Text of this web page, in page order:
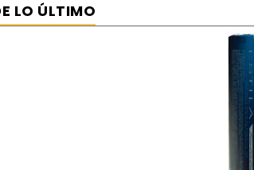
LO ÚLTIMO